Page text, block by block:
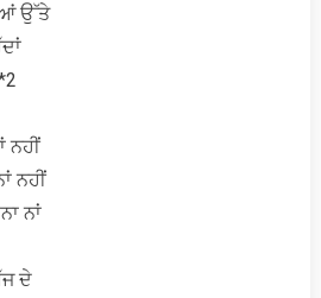
ਉੱਤੇ
ਨਹੀਂ
ਨਹੀਂ
ਨਾਂ
ਦੇ